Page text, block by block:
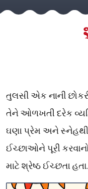
તુલસી એક નાની
તેને ઓળખતી દરેક
ઘણા પ્રેમ અને સ્નેહથી
ઈચ્છાઓને પૂરી
માટે શ્રેષ્ઠ ઈચ્છતા હતા.